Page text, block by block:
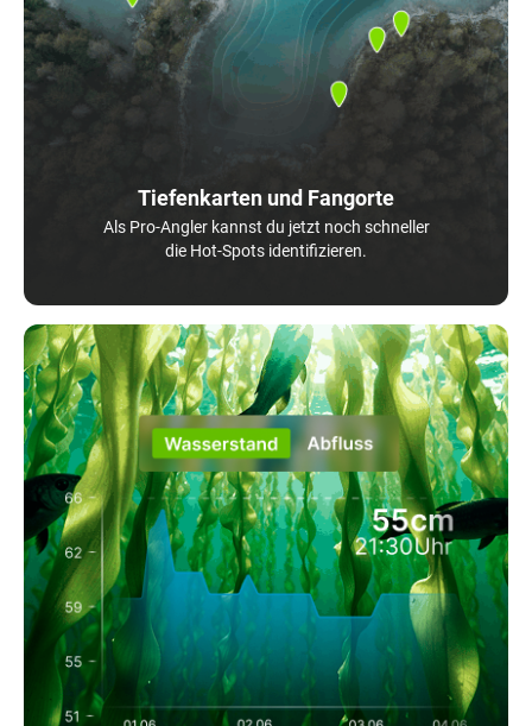
Tiefenkarten und Fangorte
Als Pro-Angler kannst du jetzt noch schneller
die Hot-Spots identifizieren.